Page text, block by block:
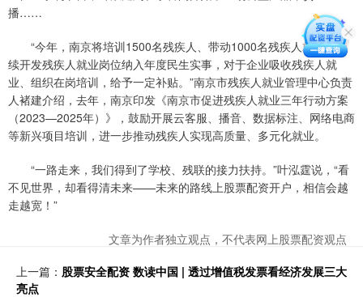
播……
“今年，南京将培训1500名残疾人、带动1000名残疾人就业、持
续开发残疾人就业岗位纳入年度民生实事，对于企业吸收残疾人就
业、组织在岗培训，给予一定补贴。”南京市残疾人就业管理中心负责
人褚建介绍，去年，南京印发《南京市促进残疾人就业三年行动方案
（2023—2025年）》，鼓励开展云客服、播音、数据标注、网络电商
等新兴项目培训，进一步推动残疾人实现高质量、多元化就业。
“一路走来，我们得到了学校、残联的接力扶持。”叶泓霆说，“看
不见世界，却看得清未来——未来的路线上股票配资开户，相信会越
走越宽！”
文章为作者独立观点，不代表网上股票配资观点
上一篇： 股票安全配资 数读中国 | 透过增值税发票看经济发展三大
亮点